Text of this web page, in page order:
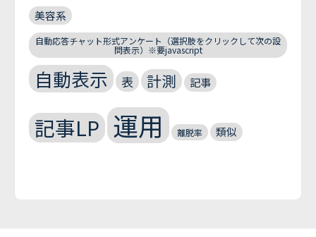
美容系
自動応答チャット形式アンケート（選択肢をクリックして次の設
問表示）※要javascript
自動表示 表 計測 記事
記事LP 運用 離脱率 類似